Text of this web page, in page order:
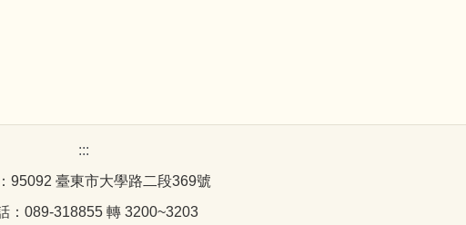
:::
95092 臺東市大學路二段369號
：089-318855 轉 3200~3203